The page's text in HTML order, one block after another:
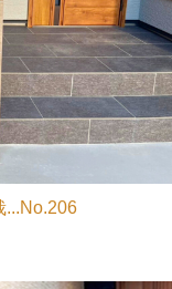
...No.206